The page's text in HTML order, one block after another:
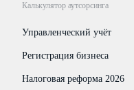
Калькулятор аутсорсинга
Управленческий учёт
Регистрация бизнеса
Налоговая реформа 2026